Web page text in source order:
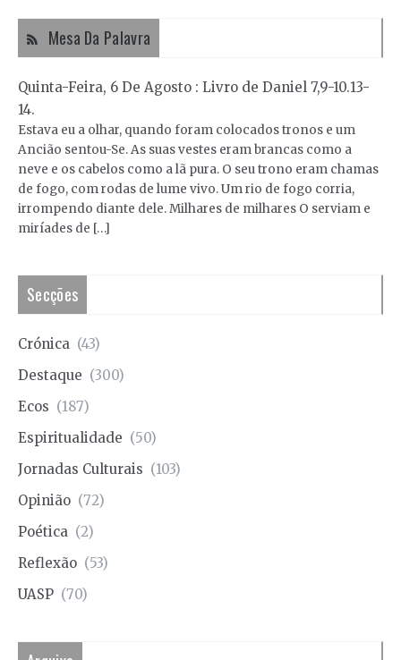
Mesa Da Palavra
Quinta-Feira, 6 De Agosto : Livro de Daniel 7,9-10.13-
14.
Estava eu a olhar, quando foram colocados tronos e um
Ancião sentou-Se. As suas vestes eram brancas como a
neve e os cabelos como a lã pura. O seu trono eram chamas
de fogo, com rodas de lume vivo. Um rio de fogo corria,
irrompendo diante dele. Milhares de milhares O serviam e
miríades de […]
Secções
Crónica (43)
Destaque (300)
Ecos (187)
Espiritualidade (50)
Jornadas Culturais (103)
Opinião (72)
Poética (2)
Reflexão (53)
UASP (70)